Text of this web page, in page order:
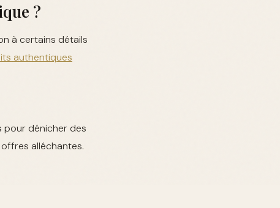
?
à certains détails
authentiques
pour dénicher des
alléchantes.